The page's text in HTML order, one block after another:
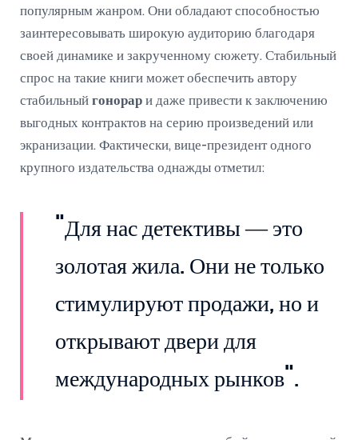
популярным жанром. Они обладают способностью
заинтересовывать широкую аудиторию благодаря
своей динамике и закрученному сюжету. Стабильный
спрос на такие книги может обеспечить автору
стабильный гонорар и даже привести к заключению
выгодных контрактов на серию произведений или
экранизации. Фактически, вице-президент одного
крупного издательства однажды отметил:
"Для нас детективы — это
золотая жила. Они не только
стимулируют продажи, но и
открывают двери для
международных рынков".